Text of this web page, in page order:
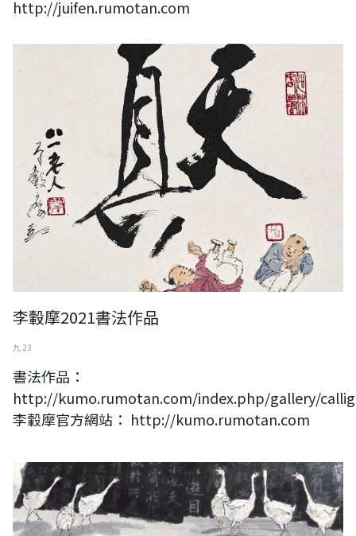
http://juifen.rumotan.com
李轂摩2021書法作品
九 23
書法作品：
http://kumo.rumotan.com/index.php/gallery/
李轂摩官方網站： http://kumo.rumotan.com
蘊內映外 任意悠然－李轂摩81書畫展